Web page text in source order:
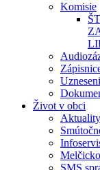
Komisie
Život v obci
Aktuality
SMS